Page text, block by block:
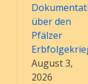
über den
Pfälzer
August 3,
2026